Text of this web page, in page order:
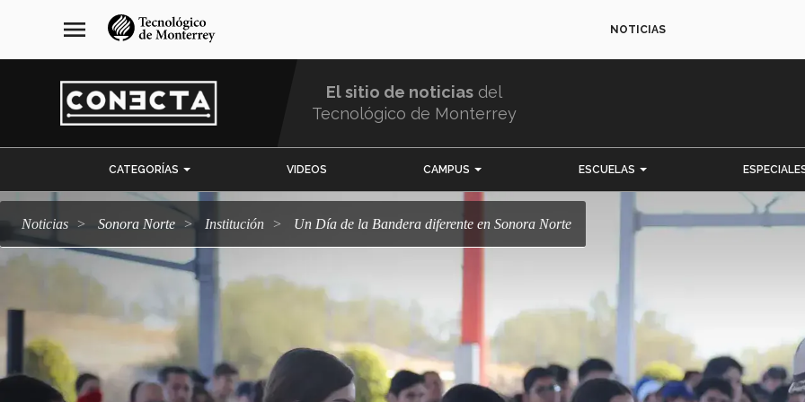
navegación
principal
menu NOTICIAS
El sitio de noticias del
Tecnológico de Monterrey
CATEGORÍAS VIDEOS CAMPUS ESCUELAS
Noticias Sonora Norte Institución Un Día de la Bandera diferente en Sonora Norte